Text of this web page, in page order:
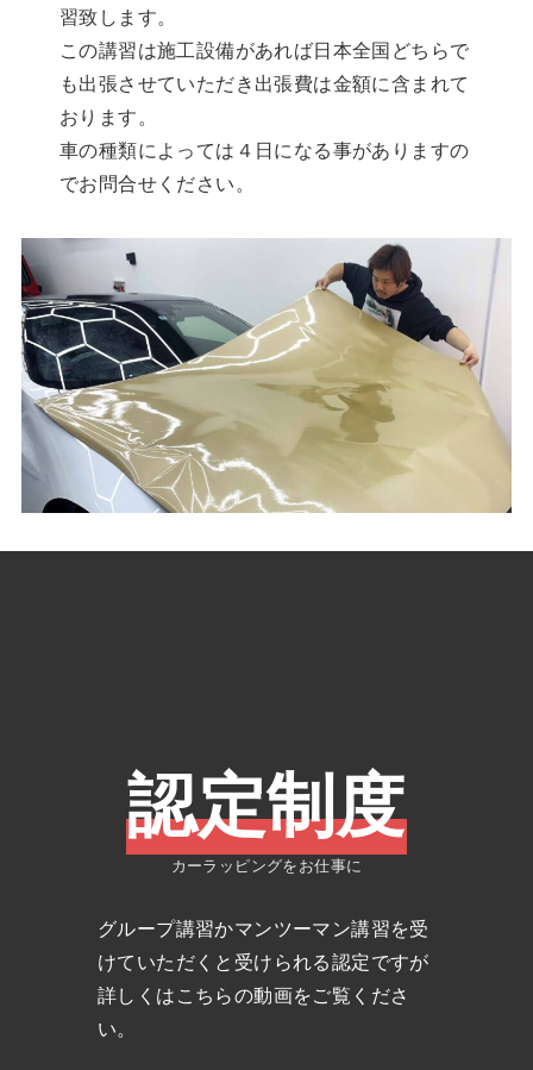
習致します。
この講習は施工設備があれば日本全国どちらで
も出張させていただき出張費は金額に含まれて
おります。
車の種類によっては４日になる事がありますの
でお問合せください。
認定制度
カーラッピングをお仕事に
グループ講習かマンツーマン講習を受
けていただくと受けられる認定ですが
詳しくはこちらの動画をご覧くださ
い。